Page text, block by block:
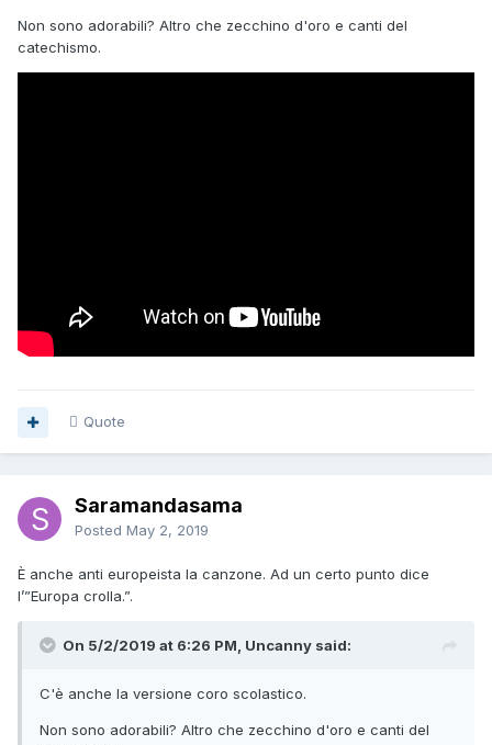
Non sono adorabili? Altro che zecchino d'oro e canti del
catechismo.
Quote
Saramandasama
Posted May 2, 2019
È anche anti europeista la canzone. Ad un certo punto dice
l’”Europa crolla.”.
On 5/2/2019 at 6:26 PM, Uncanny said:
C'è anche la versione coro scolastico.
Non sono adorabili? Altro che zecchino d'oro e canti del